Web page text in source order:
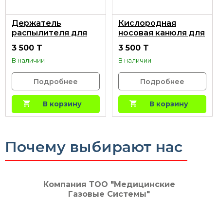
Держатель
распылителя для
кислородного бара
3 500 T
В наличии
Подробнее
В корзину
Кислородная
носовая канюля для
взрослых с трубкой
2 м.
3 500 T
В наличии
Подробнее
В корзину
Почему выбирают нас
Компания ТОО "Медицинские
Газовые Системы"